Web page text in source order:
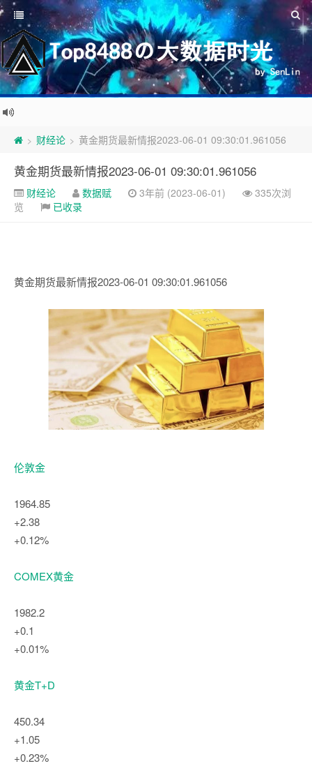
> 财经论 > 黄金期货最新情报2023-06-01 09:30:01.961056
黄金期货最新情报2023-06-01 09:30:01.961056
财经论 数据赋 3年前 (2023-06-01)
335次浏
览
已收录
黄金期货最新情报2023-06-01 09:30:01.961056
伦敦金
1964.85
+2.38
+0.12%
COMEX黄金
1982.2
+0.1
+0.01%
黄金T+D
450.34
+1.05
+0.23%